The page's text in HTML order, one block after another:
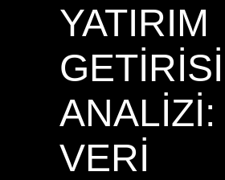
YATIRIM
GETIRISI
ANALIZI:
VERI